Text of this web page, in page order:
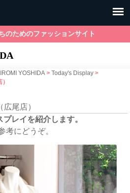
のためのファッションサイト
YOSHIDA > Today's Display >
広尾店）
レイを紹介します。
考にどうぞ。